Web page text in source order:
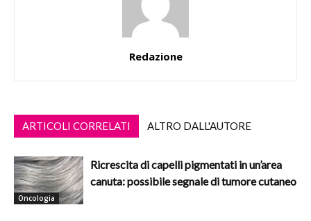
Redazione
ARTICOLI CORRELATI ALTRO DALL'AUTORE
Oncologia
Ricrescita di capelli pigmentati in un’area
canuta: possibile segnale di tumore cutaneo